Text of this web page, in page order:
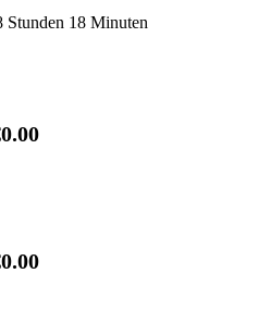
Stunden 18 Minuten